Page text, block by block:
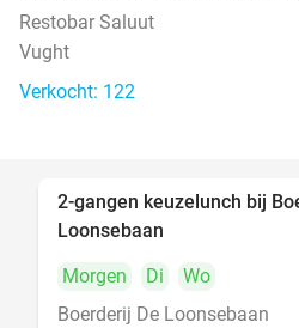
Restobar Saluut
Vught
Verkocht: 122
2-gangen keuzelunch bij
Loonsebaan
Morgen
Di
Wo
Boerderij De Loonsebaan